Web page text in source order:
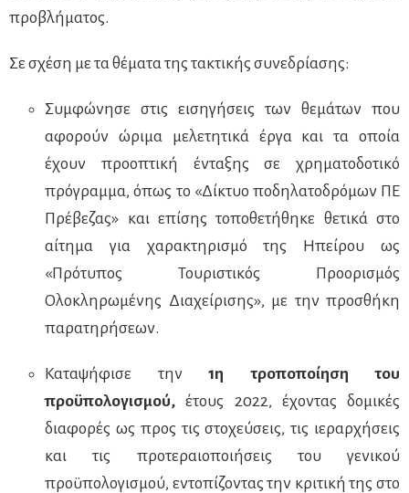
προβλήματος.
Σε σχέση με τα θέματα της τακτικής συνεδρίασης:
Συμφώνησε στις εισηγήσεις των θεμάτων που
αφορούν ώριμα μελετητικά έργα και τα οποία
έχουν προοπτική ένταξης σε χρηματοδοτικό
πρόγραμμα, όπως το «Δίκτυο ποδηλατοδρόμων ΠΕ
Πρέβεζας» και επίσης τοποθετήθηκε θετικά στο
αίτημα για χαρακτηρισμό της Ηπείρου ως
«Πρότυπος Τουριστικός Προορισμός
Ολοκληρωμένης Διαχείρισης», με την προσθήκη
παρατηρήσεων.
Καταψήφισε την1η τροποποίηση του
προϋπολογισμού, έτους 2022, έχοντας δομικές
διαφορές ως προς τις στοχεύσεις, τις ιεραρχήσεις
και τις προτεραιοποιήσεις του γενικού
προϋπολογισμού, εντοπίζοντας την κριτική της στο